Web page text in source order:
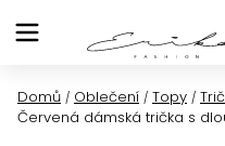
na
Domů / Oblečení / Topy /
Červená dámská trička s